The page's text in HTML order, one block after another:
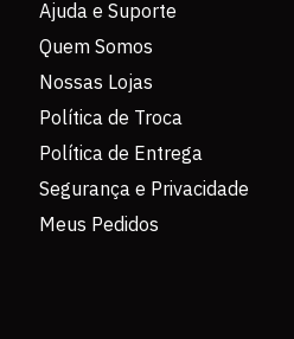
Ajuda e Suporte
Quem Somos
Nossas Lojas
Política de Troca
Política de Entrega
Segurança e Privacidade
Meus Pedidos